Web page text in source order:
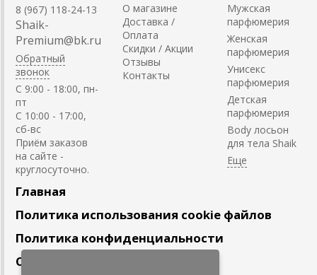
8 (967) 118-24-13
Shaik-
Premium@bk.ru
Обратный
звонок
C 9:00 - 18:00, пн-
пт
С 10:00 - 17:00,
сб-вс
Приём заказов
на сайте -
круглосуточно.
О магазине
Доставка /
Оплата
Скидки / Акции
Отзывы
Контакты
Мужская
парфюмерия
Женская
парфюмерия
Унисекс
парфюмерия
Детская
парфюмерия
Body лосьон
для тела Shaik
Главная
Политика использования cookie файлов
Политика конфиденциальности
Сотрудничество